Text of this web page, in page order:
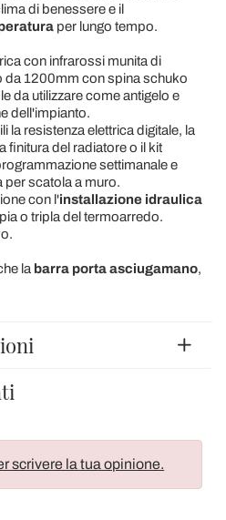
di benessere e il
per lungo tempo.
con infrarossi munita di
da 1200mm con spina schuko
da utilizzare come antigelo e
dell'impianto.
la resistenza elettrica digitale, la
finitura del radiatore o il kit
settimanale e
per scatola a muro.
con l'installazione idraulica
o tripla del termoarredo.
la barra porta asciugamano,
scrivere la tua opinione.